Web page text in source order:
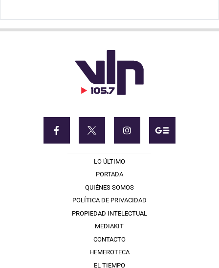
LO ÚLTIMO
PORTADA
QUIÉNES SOMOS
POLÍTICA DE PRIVACIDAD
PROPIEDAD INTELECTUAL
MEDIAKIT
CONTACTO
HEMEROTECA
EL TIEMPO